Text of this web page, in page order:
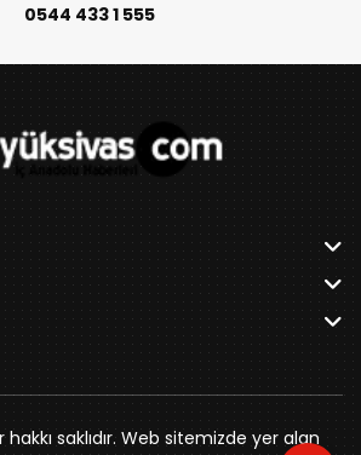
0544 433 1 555
saklıdır. Web sitemizde yer alan